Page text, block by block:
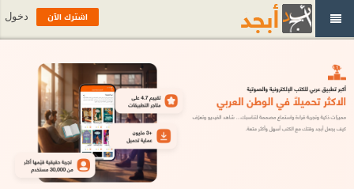
اشترك الآن دخول